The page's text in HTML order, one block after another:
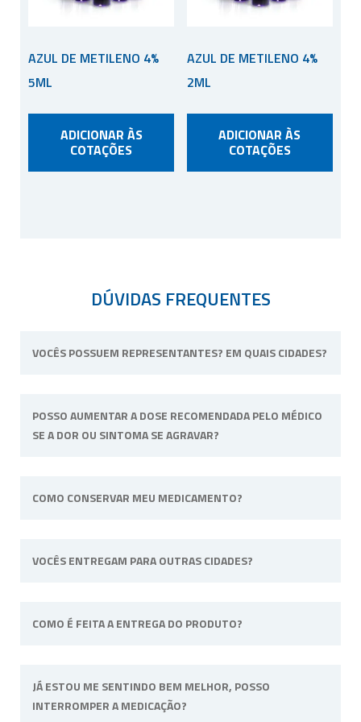
AZUL DE METILENO 4%
5ML
ADICIONAR ÀS
COTAÇÕES
AZUL DE METILENO 4%
2ML
ADICIONAR ÀS
COTAÇÕES
DÚVIDAS FREQUENTES
VOCÊS POSSUEM REPRESENTANTES? EM QUAIS CIDADES?
unidade física fica situada em Ribeirão Preto,
interior de São Paulo.
POSSO AUMENTAR A DOSE RECOMENDADA PELO MÉDICO
SE A DOR OU SINTOMA SE AGRAVAR?
acompanha para alterar a dose ou posologia
COMO CONSERVAR MEU MEDICAMENTO?
a fórmula tiver uma necessidade específica irá
VOCÊS ENTREGAM PARA OUTRAS CIDADES?
do território nacional.
COMO É FEITA A ENTREGA DO PRODUTO?
Correios(Sedex e PAC) ou via
Transportadora. Para pedidos na cidade de
JÁ ESTOU ME SENTINDO BEM MELHOR, POSSO
INTERROMPER A MEDICAÇÃO?